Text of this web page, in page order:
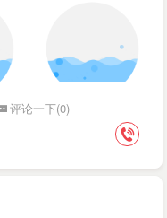
评论一下(0)